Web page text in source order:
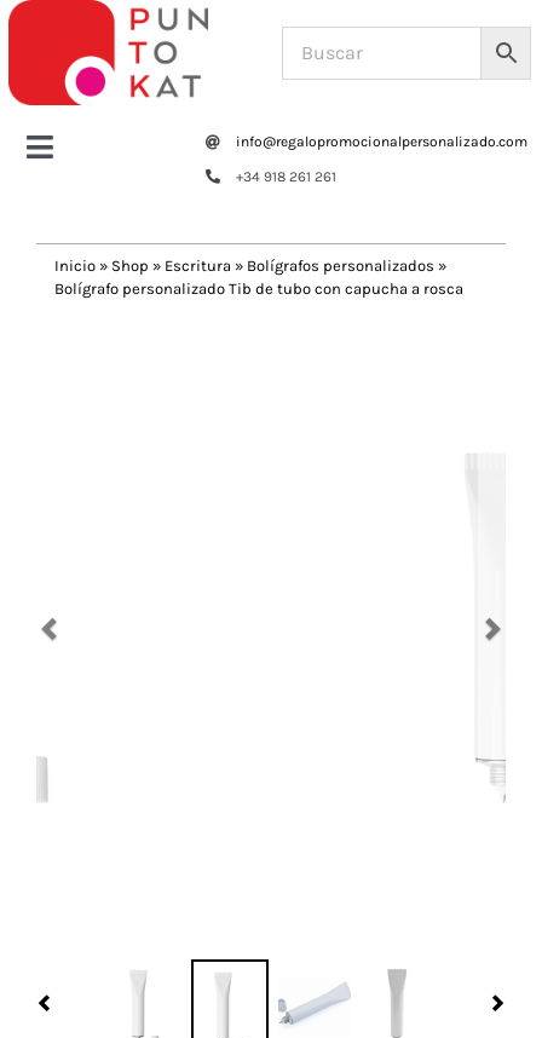
Saltar
contenido
Toggle
Tazas y botellas
Navidad 🎄 Invierno
info@regalopromocionalpersonalizado.com
+34 918 261 261
Inicio » Shop » Escritura » Bolígrafos personalizados »
Bolígrafo personalizado Tib de tubo con capucha a rosca